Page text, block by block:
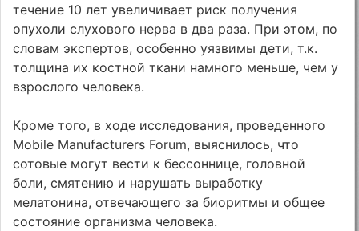
течение 10 лет увеличивает риск получения
опухоли слухового нерва в два раза. При этом, по
словам экспертов, особенно уязвимы дети, т.к.
толщина их костной ткани намного меньше, чем у
взрослого человека.
Кроме того, в ходе исследования, проведенного
Mobile Manufacturers Forum, выяснилось, что
сотовые могут вести к бессоннице, головной
боли, смятению и нарушать выработку
мелатонина, отвечающего за биоритмы и общее
состояние организма человека.